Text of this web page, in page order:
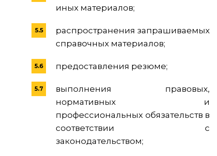
иных материалов;
распространения запрашиваемых
справочных материалов;
предоставления резюме;
выполнения правовых,
нормативных и
профессиональных обязательств в
соответствии с
законодательством;